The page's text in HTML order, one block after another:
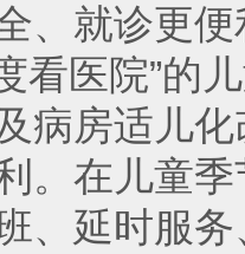
、就诊更
看医院”的
病房适儿
。在儿童
、延时服